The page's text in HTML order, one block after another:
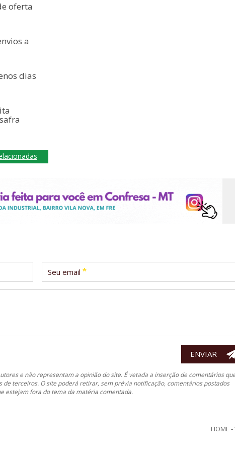
oferta
a
dias
Seu email *
e não representam a opinião do site. É vetada a inserção de comentários
terceiros. O site poderá retirar, sem prévia notificação, comentários postados
estejam fora do tema da matéria comentada.
HOME -